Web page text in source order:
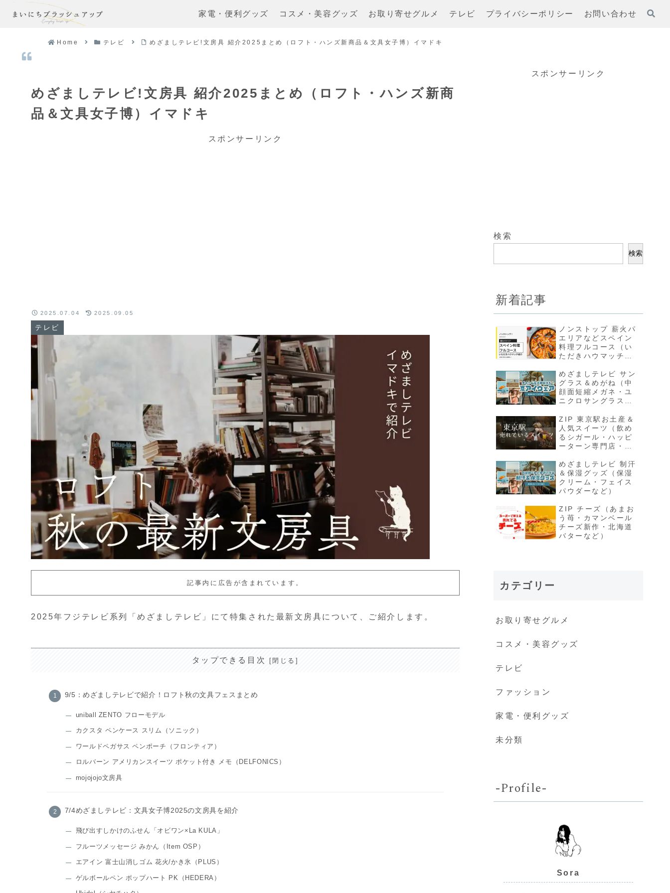
家電・便利グッズ コスメ・美容グッズ お取り寄せグルメ テレビ プライバシーポリシー お問い合わせ
Home テレビ めざましテレビ!文房具 紹介2025まとめ（ロフト・ハンズ新商品＆文具女子博）イマドキ
めざましテレビ!文房具 紹介2025まとめ（ロフト・ハンズ新商
品＆文具女子博）イマドキ
スポンサーリンク
テレビ
2025.07.04 2025.09.05
記事内に広告が含まれています。
2025年フジテレビ系列「めざましテレビ」にて特集された最新文房具について、ご紹介します。
タップできる目次
9/5：めざましテレビで紹介！ロフト秋の文具フェスまとめ
uniball ZENTO フローモデル
カクスタ ペンケース スリム（ソニック）
ワールドペガサス ペンポーチ（フロンティア）
ロルバーン アメリカンスイーツ ポケット付き メモ（DELFONICS）
mojojojo文房具
7/4めざましテレビ：文具女子博2025の文房具を紹介
飛び出すしかけのふせん「オビワン×La KULA」
フルーツメッセージ みかん（Item OSP）
エアイン 富士山消しゴム 花火/かき氷（PLUS）
ゲルボールペン ポップハート PK（HEDERA）
スポンサーリンク
検索
検索
新着記事
ノンストップ 薪火パ
エリアなどスペイン
料理フルコース（い
ただきハウマッチ結
めざましテレビ サン
グラス＆めがね（中
顔面短縮メガネ・ユ
ニクロサングラスな
ZIP 東京駅お土産＆
人気スイーツ（飲め
るシガール・ハッピ
ーターン専門店・夏
など）
めざましテレビ 制汗
＆保湿グッズ（保湿
クリーム・フェイス
パウダーなど）
ZIP チーズ（あまお
う苺・カマンベール
チーズ新作・北海道
バターなど）
カテゴリー
お取り寄せグルメ
コスメ・美容グッズ
テレビ
ファッション
家電・便利グッズ
未分類
-Profile-
Sora